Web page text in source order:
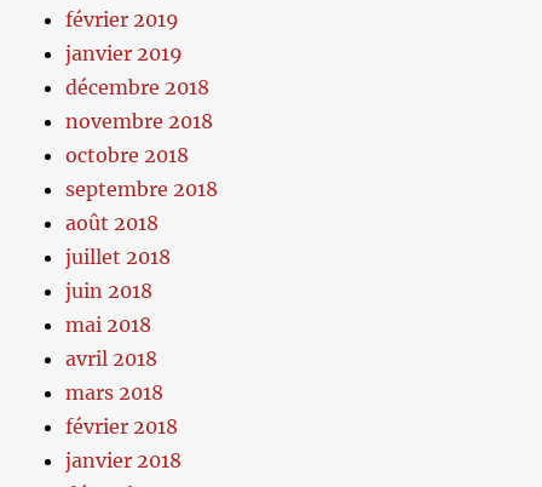
février 2019
janvier 2019
décembre 2018
novembre 2018
octobre 2018
septembre 2018
août 2018
juillet 2018
juin 2018
mai 2018
avril 2018
mars 2018
février 2018
janvier 2018